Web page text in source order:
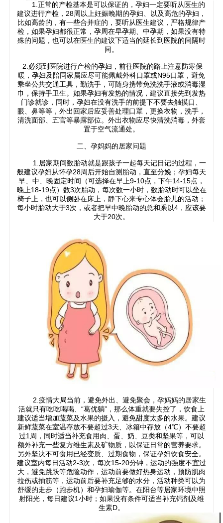
1.正常的产检基本是可以保证的，孕妇一定要听从医生的
建议进行产检，28周以上妊娠晚期的孕妇、以及高危的孕妇，
比如高龄的，有一些合并症的，要听从医生建议，严格规律产
检，如果孕妇都很正常，孕周在早孕期、中孕期，如果没有特
殊的问题，也可以在医生的建议下适当的延长到医院的间隔时
间。
2.必须到医院进行产检的孕妇，前往医院的路上注意防寒保
暖，孕妇及陪同家属应尽可能佩戴外科口罩或N95口罩，避免
乘坐公共交通工具，勤洗手，可随身携带免洗洗手液或消毒湿
巾，保持手卫生。如果孕妇有发热的情况，建议直接先到发热
门诊就诊，同时，孕妇在没有洗手的前提下不要去触摸口、
眼、鼻等等，外出回家后应妥善处理口罩，更换衣物，洗手，
清洗面部、五官等暴露部位。外出衣物应尽快清洗消毒，外套
置于空气流通处。
二、孕妈妈的居家问题
1.居家期间数胎动就是跟孩子一起每天记日记的过程，一
般建议孕妇从怀孕28周后开始自测胎动，直至分娩；孕妇每天
早、中、晚固定时间（可选择在早上9-10点，下午14-15点，
晚上18-19点）数3次胎动，每次数一小时，数胎动时可以坐在
椅子上，也可以侧卧在床上，静下心来专心体会胎儿的活动；
每小时胎动大于3次，或者把早中晚胎动的总和乘以4，应该要
大于20次。
2.疫情大局当前，避免外出、避免聚会，孕妈妈的居家生
活就只有吃吃喝喝、“葛优躺”，那么体重就要失控了，饮食上
建议适当增加蔬菜及水果的摄入，避免甜度太多的水果。建议
新鲜蔬菜在室温存放不要超过3天、冰箱中存放（4℃）不要超
过1周，同时适当补充食用肉、蛋、奶、豆类和坚果等，可以
额外补充一些复方维生素及矿物质，以保证日常的营养要求。
另外坚决不可食用已经变质、过期食物，保证孕妇饮食安全。
建议室内每日活动2-3次，每次15-20分钟，运动的强度不宜过
大，避免跳跃等危险动作，运动前要做好热身运动，预防肌肉
拉伤或抽筋等，运动前后要补充足够的水分，活动种类可以为
舒缓的走步（跑步机）和孕妇瑜伽等。在阳台等居家环境中照
射阳光，每日建议1小时；如果没有条件可适当补充钙剂及维
生素D。